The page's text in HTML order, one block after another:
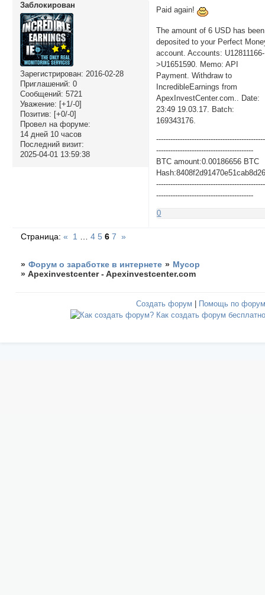
Заблокирован
Зарегистрирован: 2016-02-28
Приглашений: 0
Сообщений: 5721
Уважение: [+1/-0]
Позитив: [+0/-0]
Провел на форуме:
14 дней 10 часов
Последний визит:
2025-04-01 13:59:38
Paid again!
The amount of 6 USD has been
deposited to your Perfect
account. Accounts: U12811166-
>U1651590. Memo: API
Payment. Withdraw to
IncredibleEarnings from
ApexInvestCenter.com.. Date:
23:49 19.03.17. Batch:
169343176.
-----------------------------------------
BTC amount:0.00186656 BTC
-----------------------------------------
0
Страница:« 1 4 5 6 7 »
» Форум о заработке в интернете » Мусор
»Apexinvestcenter - Apexinvestcenter.com
Создать форум | Помощь по